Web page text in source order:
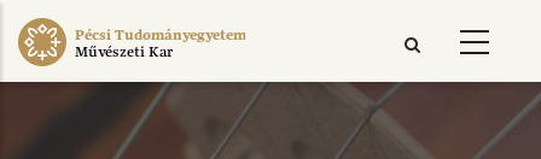
Ugrás
Pécsi Tudományegyetem
Művészeti Kar